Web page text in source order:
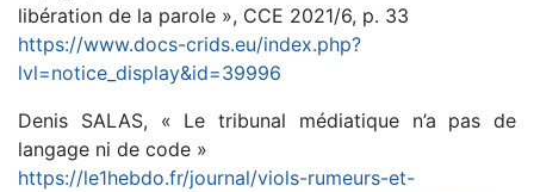
libération de la parole », CCE 2021/6, p. 33
https://www.docs-crids.eu/index.php?
lvl=notice_display&id=39996
Denis SALAS, « Le tribunal médiatique n’a pas de
langage ni de code »
https://le1hebdo.fr/journal/viols-rumeurs-et-